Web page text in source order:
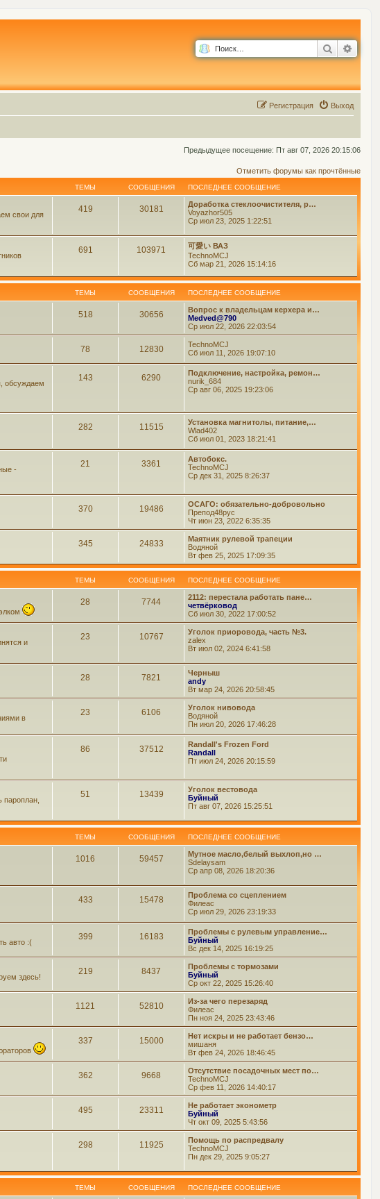
Поиск
Выход
Регистрация
Предыдущее посещение: Пт авг 07, 2026 20:15:06
Отметить форумы как прочтённые
ТЕМЫ СООБЩЕНИЯ ПОСЛЕДНЕЕ СООБЩЕНИЕ
свои для
419 30181
Доработка стеклоочистителя, р…
Voyazhor505
Ср июл 23, 2025 1:22:51
691 103971
可愛い ВАЗ
TechnoMCJ
Сб мар 21, 2026 15:14:16
ТЕМЫ СООБЩЕНИЯ ПОСЛЕДНЕЕ СООБЩЕНИЕ
518 30656
Вопрос к владельцам керхера и…
Medved@790
Ср июл 22, 2026 22:03:54
78 12830
TechnoMCJ
Сб июл 11, 2026 19:07:10
обсуждаем
143 6290
Подключение, настройка, ремон…
nurik_684
Ср авг 06, 2025 19:23:06
282 11515
Установка магнитолы, питание,…
Wlad402
Сб июл 01, 2023 18:21:41
-
21 3361
Автобокс.
TechnoMCJ
Ср дек 31, 2025 8:26:37
370 19486
ОСАГО: обязательно-добровольно
Препод48рус
Чт июн 23, 2022 6:35:35
345 24833
Маятник рулевой трапеции
Водяной
Вт фев 25, 2025 17:09:35
ТЕМЫ СООБЩЕНИЯ ПОСЛЕДНЕЕ СООБЩЕНИЕ
28 7744
2112: перестала работать пане…
четвёрковод
Сб июл 30, 2022 17:00:52
и
23 10767
Уголок приоровода, часть №3.
zalex
Вт июл 02, 2024 6:41:58
28 7821
Черныш
andy
Вт мар 24, 2026 20:58:45
в
23 6106
Уголок нивовода
Водяной
Пн июл 20, 2026 17:46:28
86 37512
Randall's Frozen Ford
Randall
Пт июл 24, 2026 20:15:59
пароплан,
51 13439
Уголок вестовода
Буйный
Пт авг 07, 2026 15:25:51
ТЕМЫ СООБЩЕНИЯ ПОСЛЕДНЕЕ СООБЩЕНИЕ
1016 59457
Мутное масло,белый выхлоп,но …
Sdelaysam
Ср апр 08, 2026 18:20:36
433 15478
Проблема со сцеплением
Филеас
Ср июл 29, 2026 23:19:33
авто :(
399 16183
Проблемы с рулевым управление…
Буйный
Вс дек 14, 2025 16:19:25
здесь!
219 8437
Проблемы с тормозами
Буйный
Ср окт 22, 2025 15:26:40
1121 52810
Из-за чего перезаряд
Филеас
Пн ноя 24, 2025 23:43:46
337 15000
Нет искры и не работает бензо…
мишаня
Вт фев 24, 2026 18:46:45
362 9668
Отсутствие посадочных мест по…
TechnoMCJ
Ср фев 11, 2026 14:40:17
495 23311
Не работает эконометр
Буйный
Чт окт 09, 2025 5:43:56
298 11925
Помощь по распредвалу
TechnoMCJ
Пн дек 29, 2025 9:05:27
ТЕМЫ СООБЩЕНИЯ ПОСЛЕДНЕЕ СООБЩЕНИЕ